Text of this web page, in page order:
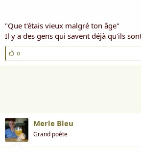
"Que t'étais vieux malgré ton âge"
Il y a des gens qui savent déjà qu'ils
J
'
a
o
Merle Bleu
Grand poète